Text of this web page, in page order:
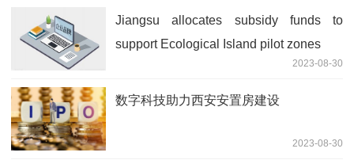
Jiangsu allocates subsidy funds to
support Ecological Island pilot zones
2023-08-30
数字科技助力西安安置房建设
2023-08-30